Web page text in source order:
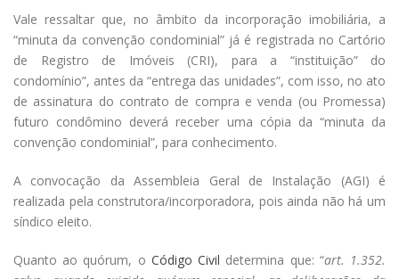
Vale ressaltar que, no âmbito da incorporação imobiliária, a
“minuta da convenção condominial” já é registrada no Cartório
de Registro de Imóveis (CRI), para a “instituição” do
condomínio”, antes da “entrega das unidades”, com isso, no ato
de assinatura do contrato de compra e venda (ou Promessa)
futuro condômino deverá receber uma cópia da “minuta da
convenção condominial”, para conhecimento.
A convocação da Assembleia Geral de Instalação (AGI) é
realizada pela construtora/incorporadora, pois ainda não há um
síndico eleito.
Quanto ao quórum, o Código Civil determina que: “art. 1.352.
moradora
inadimplente
20 de
fevereiro de
2025
No
Comments